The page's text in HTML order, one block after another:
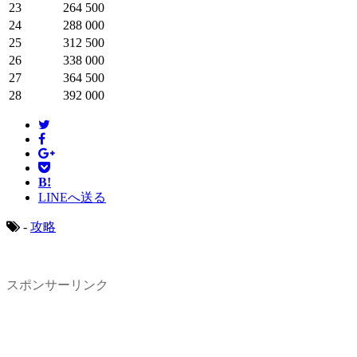
23
264 500
24
288 000
25
312 500
26
338 000
27
364 500
28
392 000
B!
LINEへ送る
- 攻略
スポンサーリンク